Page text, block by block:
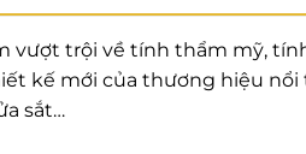
vượt trội về tính thẩm mỹ,
kế mới của thương hiệu
sắt…